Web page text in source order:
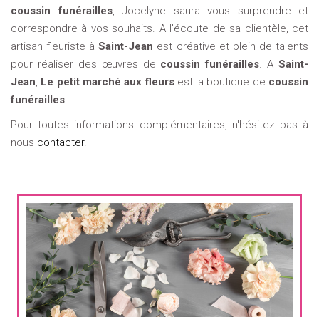
coussin funérailles, Jocelyne saura vous surprendre et
correspondre à vos souhaits. A l'écoute de sa clientèle, cet
artisan fleuriste à Saint-Jean est créative et plein de talents
pour réaliser des œuvres de coussin funérailles. A Saint-
Jean, Le petit marché aux fleursest la boutique de coussin
funérailles.
Pour toutes informations complémentaires, n'hésitez pas à
nous contacter.